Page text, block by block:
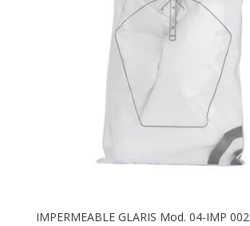
IMPERMEABLE GLARIS Mod. 04-IMP 002